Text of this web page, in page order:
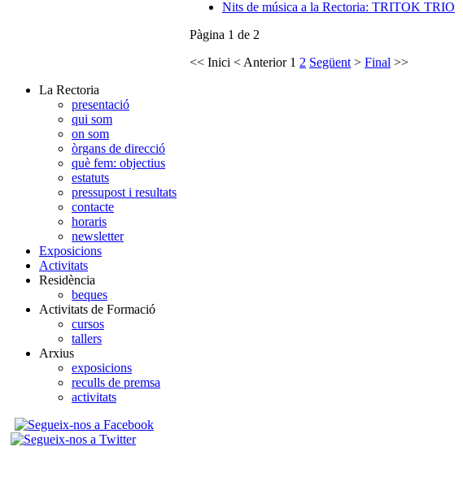
Nits de música a la Rectoria: TRITOK TRIO
Pàgina 1 de 2
<< Inici < Anterior 1 2 Següent > Final >>
La Rectoria
presentació
qui som
on som
òrgans de direcció
què fem: objectius
estatuts
pressupost i resultats
contacte
horaris
newsletter
Exposicions
Activitats
Residència
beques
Activitats de Formació
cursos
tallers
Arxius
exposicions
reculls de premsa
activitats